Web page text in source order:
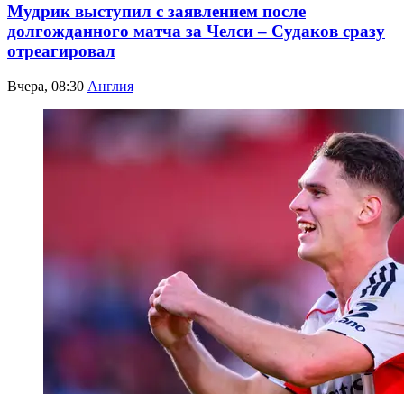
Мудрик выступил с заявлением после
долгожданного матча за Челси – Судаков сразу
отреагировал
Вчера, 08:30 Англия